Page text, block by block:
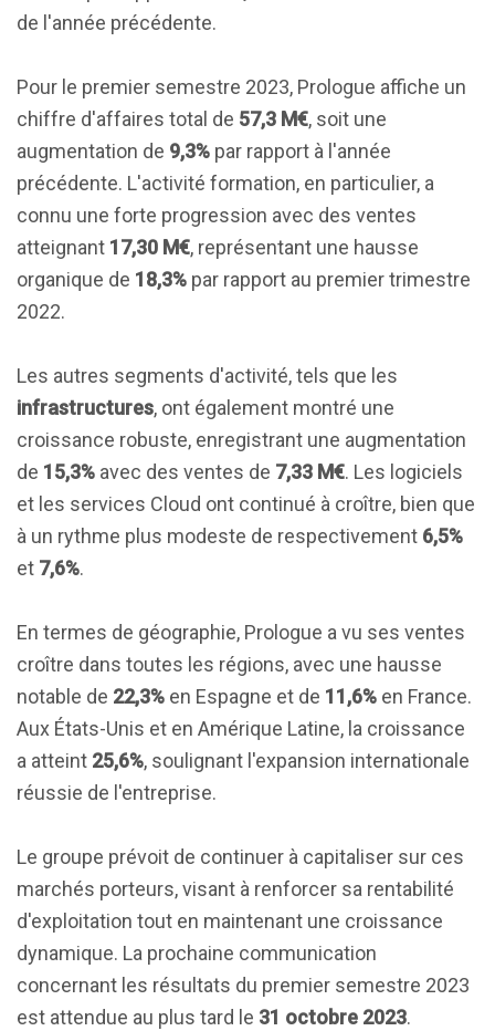
de l'année précédente.
Pour le premier semestre 2023, Prologue affiche un
chiffre d'affaires total de 57,3 M€, soit une
augmentation de 9,3% par rapport à l'année
précédente. L'activité formation, en particulier, a
connu une forte progression avec des ventes
atteignant 17,30 M€, représentant une hausse
organique de 18,3% par rapport au premier trimestre
2022.
Les autres segments d'activité, tels que les
infrastructures, ont également montré une
croissance robuste, enregistrant une augmentation
de 15,3% avec des ventes de 7,33 M€. Les logiciels
et les services Cloud ont continué à croître, bien que
à un rythme plus modeste de respectivement 6,5%
et 7,6%.
En termes de géographie, Prologue a vu ses ventes
croître dans toutes les régions, avec une hausse
notable de 22,3% en Espagne et de 11,6% en France.
Aux États-Unis et en Amérique Latine, la croissance
a atteint 25,6%, soulignant l'expansion internationale
réussie de l'entreprise.
Le groupe prévoit de continuer à capitaliser sur ces
marchés porteurs, visant à renforcer sa rentabilité
d'exploitation tout en maintenant une croissance
dynamique. La prochaine communication
concernant les résultats du premier semestre 2023
est attendue au plus tard le 31 octobre 2023.